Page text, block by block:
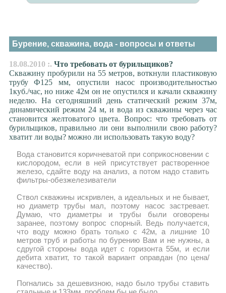
Бурение, скважина, вода - вопросы и ответы
18.08.2010 :. Что требовать от бурильщиков?
Скважину пробурили на 55 метров, воткнули пластиковую
трубу Ф125 мм, опустили насос производительностью
1куб./час, но ниже 42м он не опустился и качали скважину
неделю. На сегодняшний день статический режим 37м,
динамический режим 24 м, и вода из скважины через час
становится желтоватого цвета. Вопрос: что требовать от
бурильщиков, правильно ли они выполнили свою работу?
хватит ли воды? можно ли использовать такую воду?
Вода становится коричневатой при соприкосновении с
кислородом, если в ней присутствует растворенное
железо, сдайте воду на анализ, а потом надо ставить
фильтры-обезжелезиватели
Ствол скважины искривлен, а идеальных и не бывает,
но диаметр трубы мал, поэтому насос застревает.
Думаю, что диаметры и трубы были оговорены
заранее, поэтому вопрос спорный. Ведь получается,
что воду можно брать только с 42м, а лишние 10
метров труб и работы по бурению Вам и не нужны, а
сдругой стороны вода идет с горизонта 55м, и если
дебита хватит, то такой вариант оправдан (по цена/
качество).
Погнались за дешевизною, надо было трубы ставить